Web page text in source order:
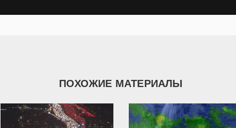
ПОХОЖИЕ МАТЕРИАЛЫ
2 495 1 296